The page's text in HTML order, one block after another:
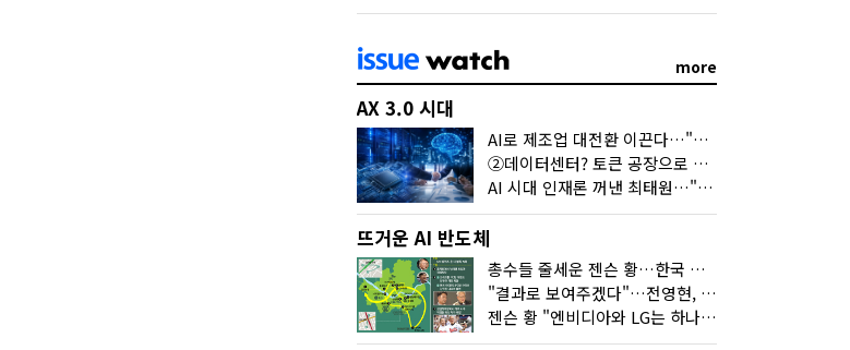
more
AX 3.0 시대
AI로 제조업 대전환 이끈다…"2030년까지 민관합동 20조 투자"
②데이터센터? 토큰 공장으로 변신
AI 시대 인재론 꺼낸 최태원…"협업이 경쟁력"
뜨거운 AI 반도체
총수들 줄세운 젠슨 황…한국 산업계 새판 짰다
"결과로 보여주겠다"…전영현, 젠슨 황과 HBM5 논의
젠슨 황 "엔비디아와 LG는 하나의 거대한 팀"